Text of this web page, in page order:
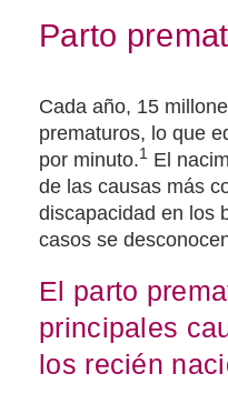
Parto
Cada año, 15
prematuros, lo que
por minuto.1 El
de las causas más
discapacidad en los
casos se
El parto
principales
los recién